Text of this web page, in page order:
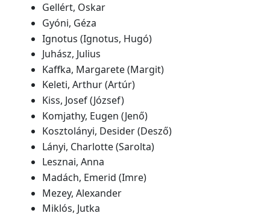
Gellért, Oskar
Gyóni, Géza
Ignotus (Ignotus, Hugó)
Juhász, Julius
Kaffka, Margarete (Margit)
Keleti, Arthur (Artúr)
Kiss, Josef (József‎)
Komjathy, Eugen (Jenő)
Kosztolányi, Desider (Desző)
Lányi, Charlotte (Sarolta)
Lesznai, Anna
Madách, Emerid (Imre)
Mezey, Alexander
Miklós, Jutka